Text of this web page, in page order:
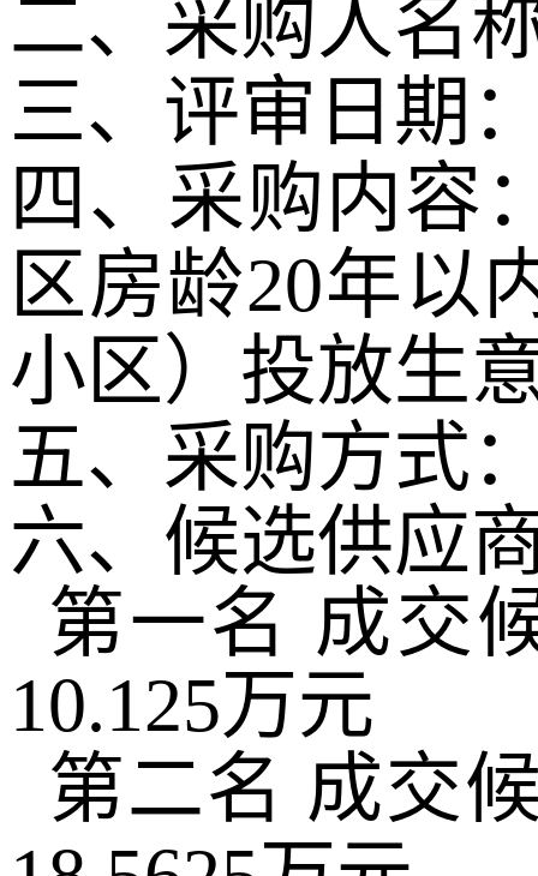
二、采购人名
三、评审日期
四、采购内容
区房龄20年以
小区）投放生
五、采购方式
六、候选供应
第一名 成交
10.125万元
第二名 成交